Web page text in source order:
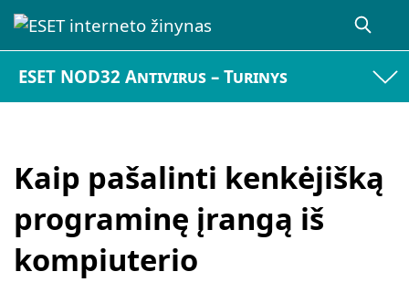
ESET NOD32 Antivirus – Turinys
Kaip pašalinti kenkėjišką
programinę įrangą iš
kompiuterio